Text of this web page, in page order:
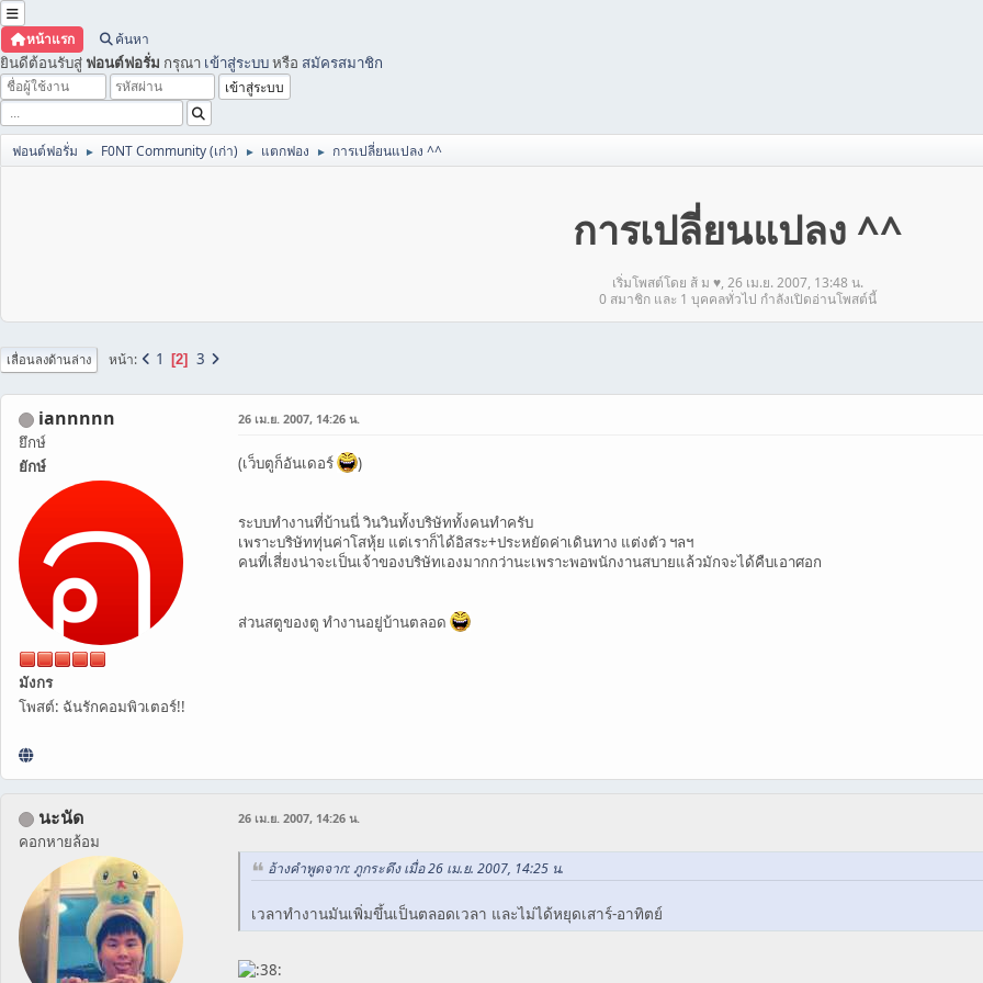
หน้าแรก ค้นหา
ยินดีต้อนรับสู่ ฟอนต์ฟอรั่ม กรุณา เข้าสู่ระบบหรือ สมัครสมาชิก
ฟอนต์ฟอรั่ม ► F0NT Community (เก่า) ► แตกฟอง ► การเปลี่ยนแปลง ^^
การเปลี่ยนแปลง ^^
เริ่มโพสต์โดย ส้ ม ♥, 26 เม.ย. 2007, 13:48 น.
0 สมาชิก และ 1 บุคคลทั่วไป กำลังเปิดอ่านโพสต์นี้
เลื่อนลงด้านล่าง หน้า 1 2 3
iannnnn
ยึกษ์
ยักษ์
มังกร
โพสต์: ฉันรักคอมพิวเตอร์!!
26 เม.ย. 2007, 14:26 น.
(เว็บตูก็อันเดอร์ )
ระบบทำงานที่บ้านนี่ วินวินทั้งบริษัททั้งคนทำครับ
เพราะบริษัททุ่นค่าโสหุ้ย แต่เราก็ได้อิสระ+ประหยัดค่าเดินทาง แต่งตัว ฯลฯ
คนที่เสี่ยงน่าจะเป็นเจ้าของบริษัทเองมากกว่านะเพราะพอพนักงานสบายแล้วมักจะได้คืบเอาศอก
ส่วนสตูของตู ทำงานอยู่บ้านตลอด
นะนัด
คอกหายล้อม
26 เม.ย. 2007, 14:26 น.
อ้างคำพูดจาก: ภูกระดึง เมื่อ 26 เม.ย. 2007, 14:25 น.
เวลาทำงานมันเพิ่มขึ้นเป็นตลอดเวลา และไม่ได้หยุดเสาร์-อาทิตย์